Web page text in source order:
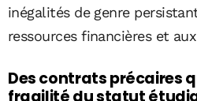
inégalités de genre
ressources financières et
Des contrats précaires
fragilité du statut